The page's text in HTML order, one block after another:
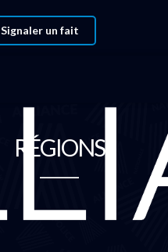
Signaler un fait
RÉGIONS